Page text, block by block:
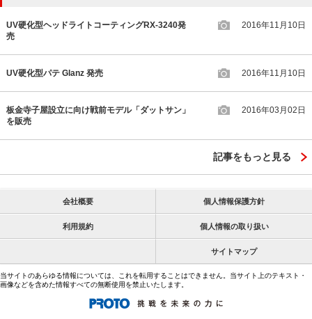
UV硬化型ヘッドライトコーティングRX-3240発
売
2016年11月10日
UV硬化型パテ Glanz 発売 2016年11月10日
板金寺子屋設立に向け戦前モデル「ダットサン」
を販売
2016年03月02日
記事をもっと見る
会社概要 個人情報保護方針
利用規約 個人情報の取り扱い
サイトマップ
当サイトのあらゆる情報については、これを転用することはできません。当サイト上のテキスト・
画像などを含めた情報すべての無断使用を禁止いたします。